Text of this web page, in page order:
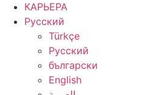
КАРЬЕРА
Русский
Türkçe
Русский
български
English